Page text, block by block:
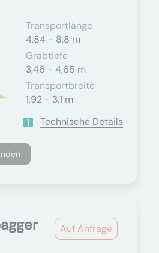
Transportlänge
4,84 - 8,8 m
Grabtiefe
3,46 - 4,65 m
Transportbreite
1,92 - 3,1 m
Technische Details
Auf Anfrage